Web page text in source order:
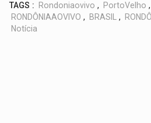
TAGS : Rondoniaovivo , PortoVelho ,
RONDÔNIAAOVIVO , BRASIL ,
Notícia